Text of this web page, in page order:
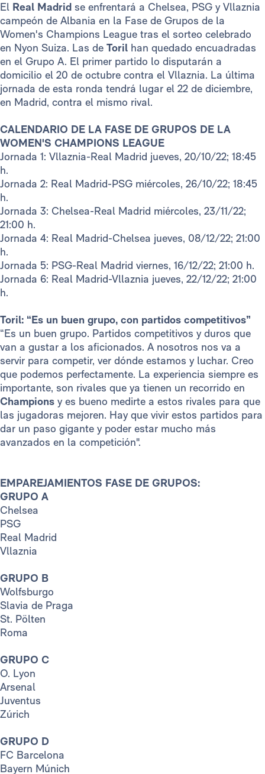
El Real Madrid se enfrentará a Chelsea, PSG y Vllaznia
campeón de Albania en la Fase de Grupos de la
Women's Champions League tras el sorteo celebrado
en Nyon Suiza. Las de Toril han quedado encuadradas
en el Grupo A. El primer partido lo disputarán a
domicilio el 20 de octubre contra el Vllaznia. La última
jornada de esta ronda tendrá lugar el 22 de diciembre,
en Madrid, contra el mismo rival.
CALENDARIO DE LA FASE DE GRUPOS DE LA
WOMEN'S CHAMPIONS LEAGUE
Jornada 1: Vllaznia-Real Madrid jueves, 20/10/22; 18:45
h.
Jornada 2: Real Madrid-PSG miércoles, 26/10/22; 18:45
h.
Jornada 3: Chelsea-Real Madrid miércoles, 23/11/22;
21:00 h.
Jornada 4: Real Madrid-Chelsea jueves, 08/12/22; 21:00
h.
Jornada 5: PSG-Real Madrid viernes, 16/12/22; 21:00 h.
Jornada 6: Real Madrid-Vllaznia jueves, 22/12/22; 21:00
h.
Toril: “Es un buen grupo, con partidos competitivos”
“Es un buen grupo. Partidos competitivos y duros que
van a gustar a los aficionados. A nosotros nos va a
servir para competir, ver dónde estamos y luchar. Creo
que podemos perfectamente. La experiencia siempre es
importante, son rivales que ya tienen un recorrido en
Champions y es bueno medirte a estos rivales para que
las jugadoras mejoren. Hay que vivir estos partidos para
dar un paso gigante y poder estar mucho más
avanzados en la competición".
EMPAREJAMIENTOS FASE DE GRUPOS:
GRUPO A
Chelsea
PSG
Real Madrid
Vllaznia
GRUPO B
Wolfsburgo
Slavia de Praga
St. Pölten
Roma
GRUPO C
O. Lyon
Arsenal
Juventus
Zúrich
GRUPO D
FC Barcelona
Bayern Múnich